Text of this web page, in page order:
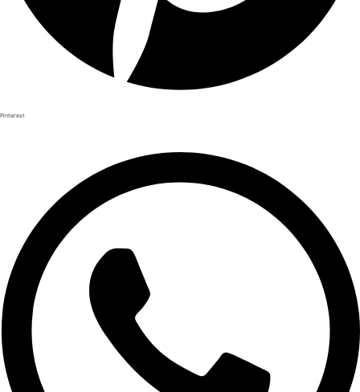
Pinterest